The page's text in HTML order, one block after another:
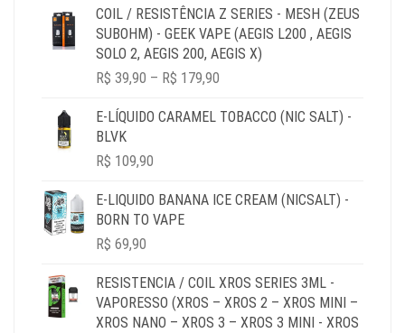
R$ 34,90
THROUGH
R$ 64,90
COIL / RESISTÊNCIA Z SERIES - MESH (ZEUS
SUBOHM) - GEEK VAPE (AEGIS L200 , AEGIS
SOLO 2, AEGIS 200, AEGIS X)
R$ 39,90 – R$ 179,90
R$ 39,90
E-LÍQUIDO CARAMEL TOBACCO (NIC SALT) -
BLVK
R$ 109,90
E-LIQUIDO BANANA ICE CREAM (NICSALT) -
BORN TO VAPE
R$ 69,90
RESISTENCIA / COIL XROS SERIES 3ML -
VAPORESSO (XROS – XROS 2 – XROS MINI –
XROS NANO – XROS 3 – XROS 3 MINI - XROS